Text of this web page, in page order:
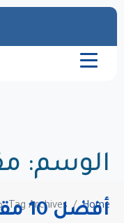
الوسم:
Home Tag Archives: مقاهي خاصة